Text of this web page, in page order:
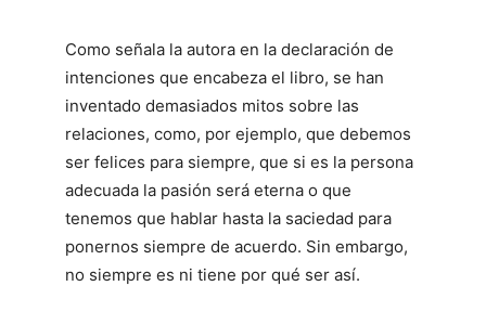
Como señala la autora en la declaración de
intenciones que encabeza el libro, se han
inventado demasiados mitos sobre las
relaciones, como, por ejemplo, que debemos
ser felices para siempre, que si es la persona
adecuada la pasión será eterna o que
tenemos que hablar hasta la saciedad para
ponernos siempre de acuerdo. Sin embargo,
no siempre es ni tiene por qué ser así.